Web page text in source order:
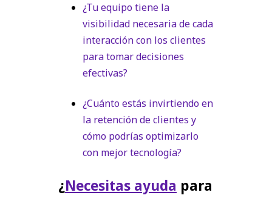
¿Tu equipo tiene la
visibilidad necesaria de cada
interacción con los clientes
para tomar decisiones
efectivas?
¿Cuánto estás invirtiendo en
la retención de clientes y
cómo podrías optimizarlo
con mejor tecnología?
¿Necesitas ayuda para